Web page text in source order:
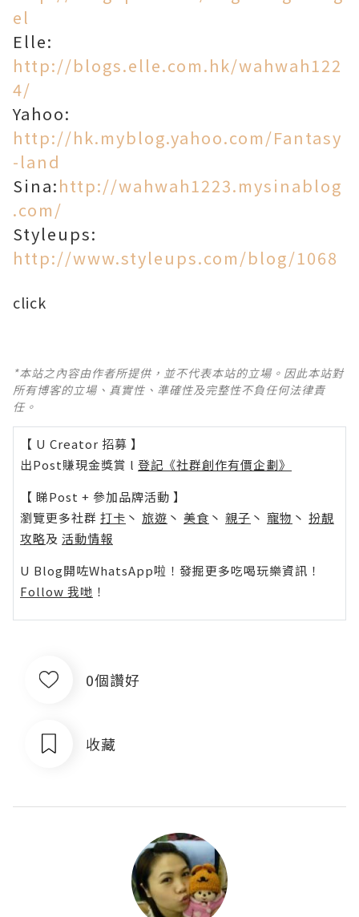
el
Elle:
http://blogs.elle.com.hk/wahwah122
4/
Yahoo:
http://hk.myblog.yahoo.com/Fantasy
-land
Sina:http://wahwah1223.mysinablog
.com/
Styleups:
http://www.styleups.com/blog/1068
click
*本站之內容由作者所提供，並不代表本站的立場。因此本站對
所有博客的立場、真實性、準確性及完整性不負任何法律責
任。
【 U Creator 招募 】
出Post賺現金獎賞 l 登記《社群創作有價企劃》
【 睇Post + 參加品牌活動 】
瀏覽更多社群 打卡 丶 旅遊 丶 美食 丶 親子 丶 寵物 丶 扮靚
攻略及 活動情報
U Blog開咗WhatsApp啦！發掘更多吃喝玩樂資訊！
Follow 我哋 ！
0個讚好
收藏